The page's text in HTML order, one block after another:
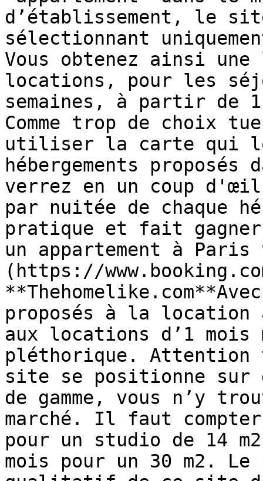
d’établissement, le
sélectionnant
Vous obtenez ainsi
locations, pour les
semaines, à partir de
Comme trop de choix
utiliser la carte qui
hébergements
verrez en un coup
par nuitée de chaque
pratique et fait gagner
un appartement à
(https://
proposés à la
aux locations d’1 mois
pléthorique. Attention
site se positionne sur
de gamme, vous n’y
marché. Il faut
pour un studio de 14
mois pour un 30 m2.